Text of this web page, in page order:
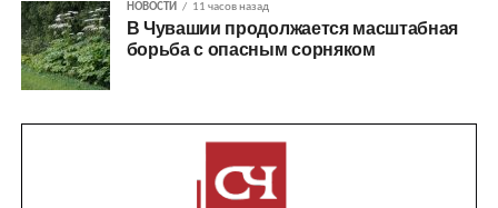
НОВОСТИ 11 часов назад
В Чувашии продолжается масштабная
борьба с опасным сорняком